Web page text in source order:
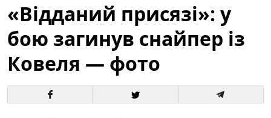
«Відданий присязі»: у
бою загинув снайпер із
Ковеля — фото